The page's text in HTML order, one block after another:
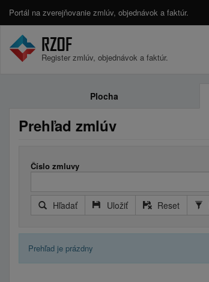
Portál na zverejňovanie zmlúv, objednávok a faktúr.
Register zmlúv, objednávok a faktúr.
Plocha
Prehľad zmlúv
Číslo zmluvy
Hľadať Uložiť Reset
Prehľad je prázdny